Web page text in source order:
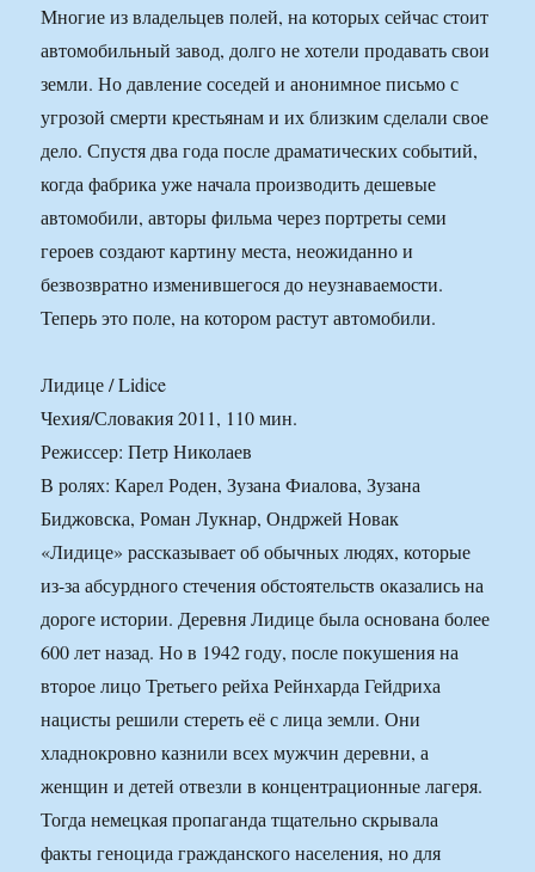
Многие из владельцев полей, на которых сейчас стоит
автомобильный завод, долго не хотели продавать свои
земли. Но давление соседей и анонимное письмо с
угрозой смерти крестьянам и их близким сделали свое
дело. Спустя два года после драматических событий,
когда фабрика уже начала производить дешевые
автомобили, авторы фильма через портреты семи
героев создают картину места, неожиданно и
безвозвратно изменившегося до неузнаваемости.
Теперь это поле, на котором растут автомобили.
Лидице / Lidice
Чехия/Словакия 2011, 110 мин.
Режиссер: Петр Николаев
В ролях: Карел Роден, Зузана Фиалова, Зузана
Биджовска, Роман Лукнар, Ондржей Новак
«Лидице» рассказывает об обычных людях, которые
из-за абсурдного стечения обстоятельств оказались на
дороге истории. Деревня Лидице была основана более
600 лет назад. Но в 1942 году, после покушения на
второе лицо Третьего рейха Рейнхарда Гейдриха
нацисты решили стереть её с лица земли. Они
хладнокровно казнили всех мужчин деревни, а
женщин и детей отвезли в концентрационные лагеря.
Тогда немецкая пропаганда тщательно скрывала
факты геноцида гражданского населения, но для